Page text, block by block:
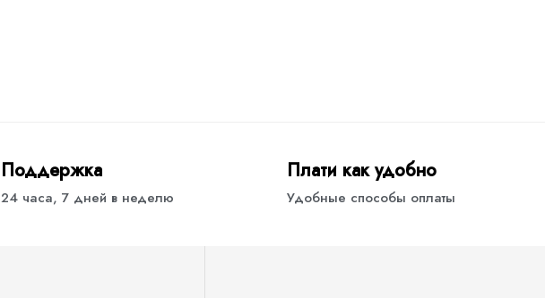
Поддержка
24 часа, 7 дней в неделю
Плати как удобно
Удобные способы оплаты